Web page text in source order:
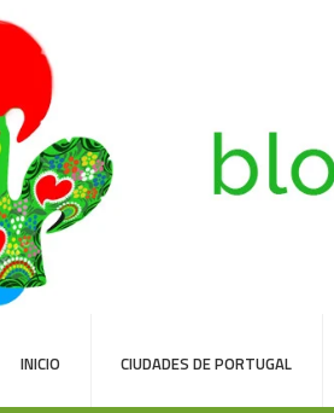
INICIO CIUDADES DE PORTUGAL